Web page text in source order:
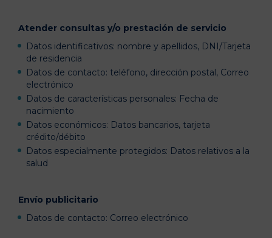
Atender consultas y/o prestación de servicio
Datos identificativos: nombre y apellidos, DNI/Tarjeta
de residencia
Datos de contacto: teléfono, dirección postal, Correo
electrónico
Datos de características personales: Fecha de
nacimiento
Datos económicos: Datos bancarios, tarjeta
crédito/débito
Datos especialmente protegidos: Datos relativos a la
salud
Envío publicitario
Datos de contacto: Correo electrónico